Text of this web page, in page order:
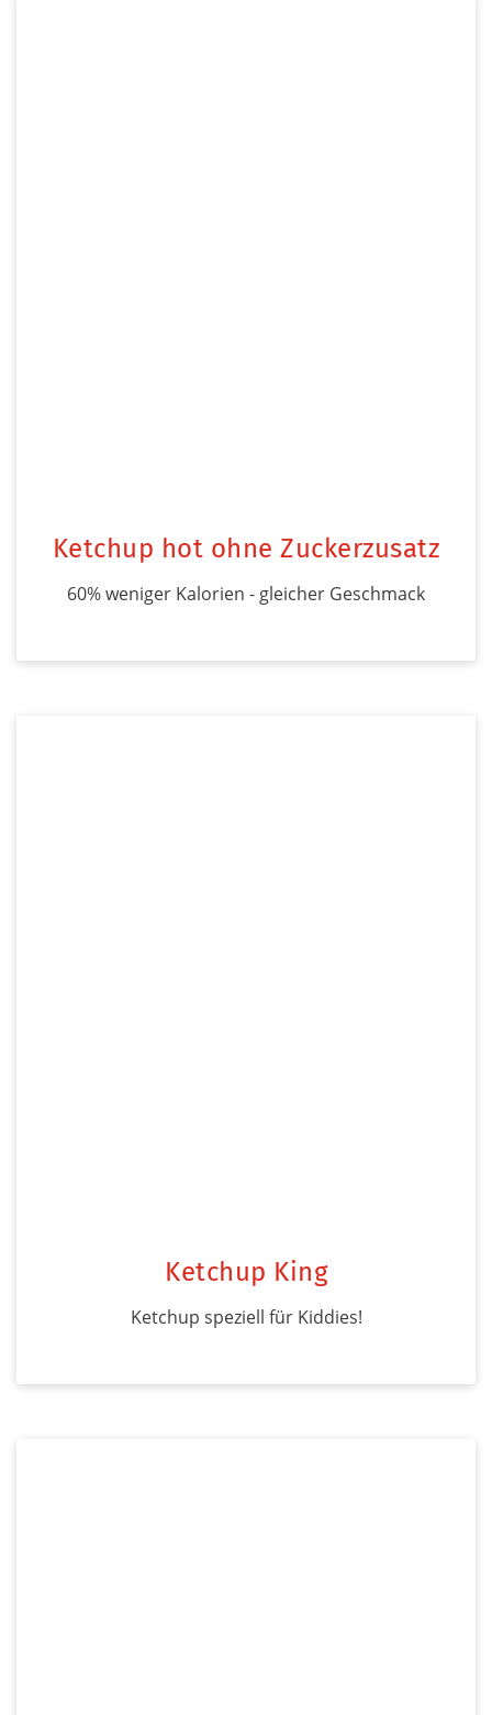
Ketchup hot ohne Zuckerzusatz
60% weniger Kalorien - gleicher Geschmack
Ketchup King
Ketchup speziell für Kiddies!